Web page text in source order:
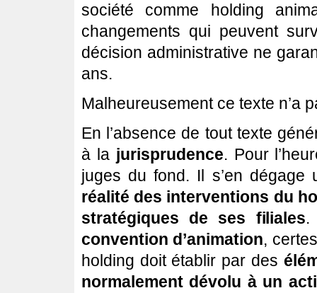
société comme holding
changements qui peuvent
décision administrative ne
ans.
Malheureusement ce texte n’a
En l’absence de tout texte
à la jurisprudence. Pour
juges du fond. Il s’en
réalité des interventions du
stratégiques de ses filiales.
convention d’animation,
holding doit établir par des
normalement dévolu à un